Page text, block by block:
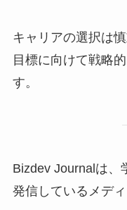
キャリアの選択は
目標に向けて戦略
す。
Bizdev Journalは、
発信しているメディ